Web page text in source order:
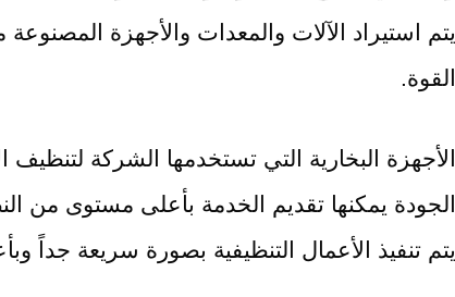
يتم استيراد الآلات والمعدات والأجهزة
القوة.
الأجهزة البخارية التي تستخدمها الشركة
الجودة يمكنها تقديم الخدمة بأعلى مستوى من
يتم تنفيذ الأعمال التنظيفية بصورة سريعة جداً